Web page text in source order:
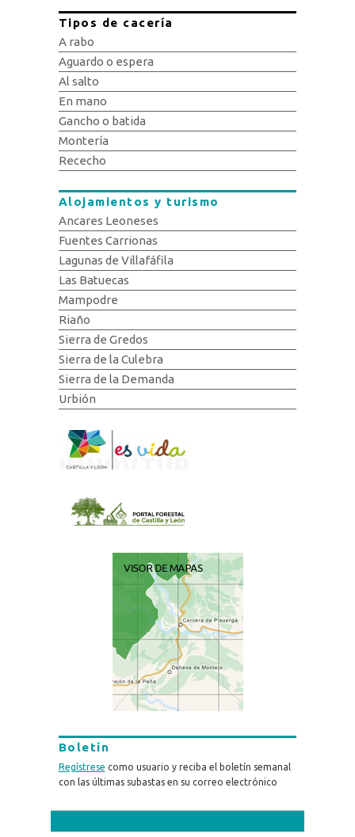
Tipos de cacería
A rabo
Aguardo o espera
Al salto
En mano
Gancho o batida
Montería
Rececho
Alojamientos y turismo
Ancares Leoneses
Fuentes Carrionas
Lagunas de Villafáfila
Las Batuecas
Mampodre
Riaño
Sierra de Gredos
Sierra de la Culebra
Sierra de la Demanda
Urbión
Boletín
Regístrese como usuario y reciba el boletín semanal
con las últimas subastas en su correo electrónico